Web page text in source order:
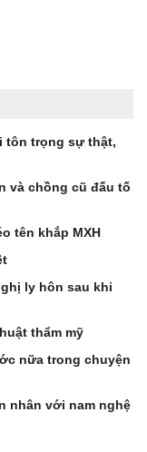
tôn trọng sự thật,
và chồng cũ đấu tố
tên khắp MXH
ly hôn sau khi
thẩm mỹ
nữa trong chuyện
nhân với nam nghệ